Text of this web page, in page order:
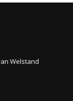
Welstand